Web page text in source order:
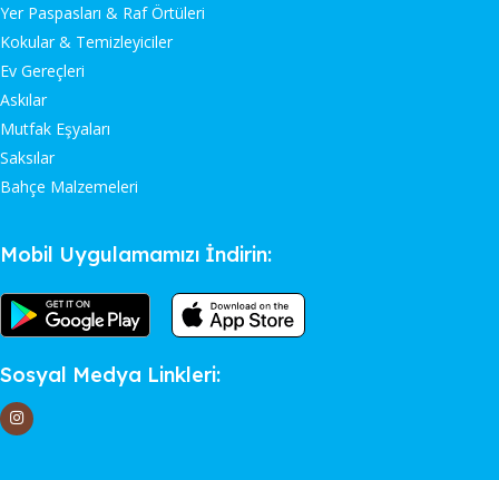
Yer Paspasları & Raf Örtüleri
Kokular & Temizleyiciler
Ev Gereçleri
Askılar
Mutfak Eşyaları
Saksılar
Bahçe Malzemeleri
Mobil Uygulamamızı İndirin:
Sosyal Medya Linkleri: